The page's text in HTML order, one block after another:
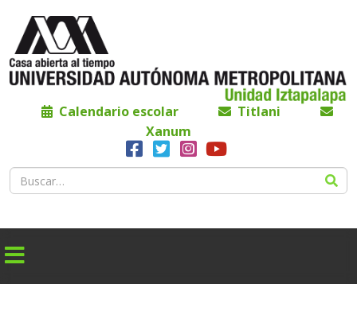
Calendario escolar
Titlani
Xanum